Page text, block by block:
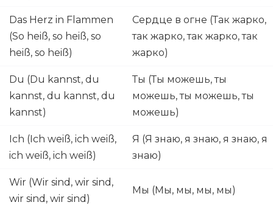
Das Herz in Flammen
(So heiß, so heiß, so
heiß, so heiß)
Сердце в огне (Так жарко,
так жарко, так жарко, так
жарко)
Du (Du kannst, du
kannst, du kannst, du
kannst)
Ты (Ты можешь, ты
можешь, ты можешь, ты
можешь)
Ich (Ich weiß, ich weiß,
ich weiß, ich weiß)
Я (Я знаю, я знаю, я знаю, я
знаю)
Wir (Wir sind, wir sind,
wir sind, wir sind)
Мы (Мы, мы, мы, мы)